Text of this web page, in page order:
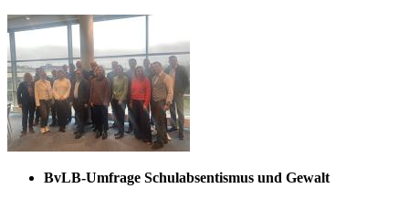
BvLB-Umfrage Schulabsentismus und Gewalt